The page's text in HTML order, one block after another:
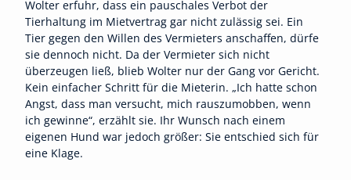
Wolter erfuhr, dass ein pauschales Verbot der
Tierhaltung im Mietvertrag gar nicht zulässig sei. Ein
Tier gegen den Willen des Vermieters anschaffen, dürfe
sie dennoch nicht. Da der Vermieter sich nicht
überzeugen ließ, blieb Wolter nur der Gang vor Gericht.
Kein einfacher Schritt für die Mieterin. „Ich hatte schon
Angst, dass man versucht, mich rauszumobben, wenn
ich gewinne“, erzählt sie. Ihr Wunsch nach einem
eigenen Hund war jedoch größer: Sie entschied sich für
eine Klage.